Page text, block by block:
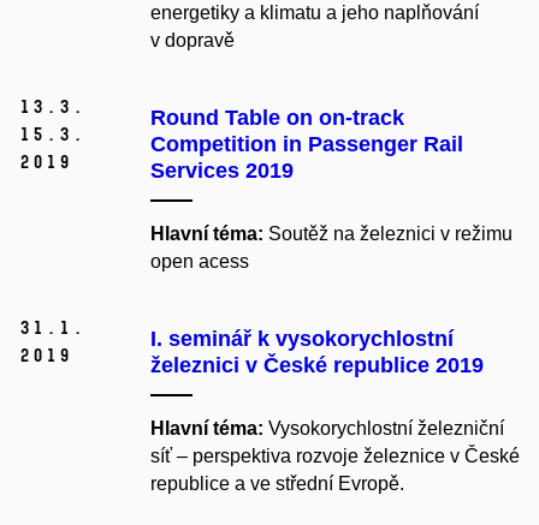
energetiky a klimatu a jeho naplňování
v dopravě
13. 3.
15. 3.
2019
Round Table on on-track
Competition in Passenger Rail
Services 2019
Hlavní téma: Soutěž na železnici v režimu
open acess
31. 1.
2019
I. seminář k vysokorychlostní
železnici v České republice 2019
Hlavní téma: Vysokorychlostní železniční
síť – perspektiva rozvoje železnice v České
republice a ve střední Evropě.